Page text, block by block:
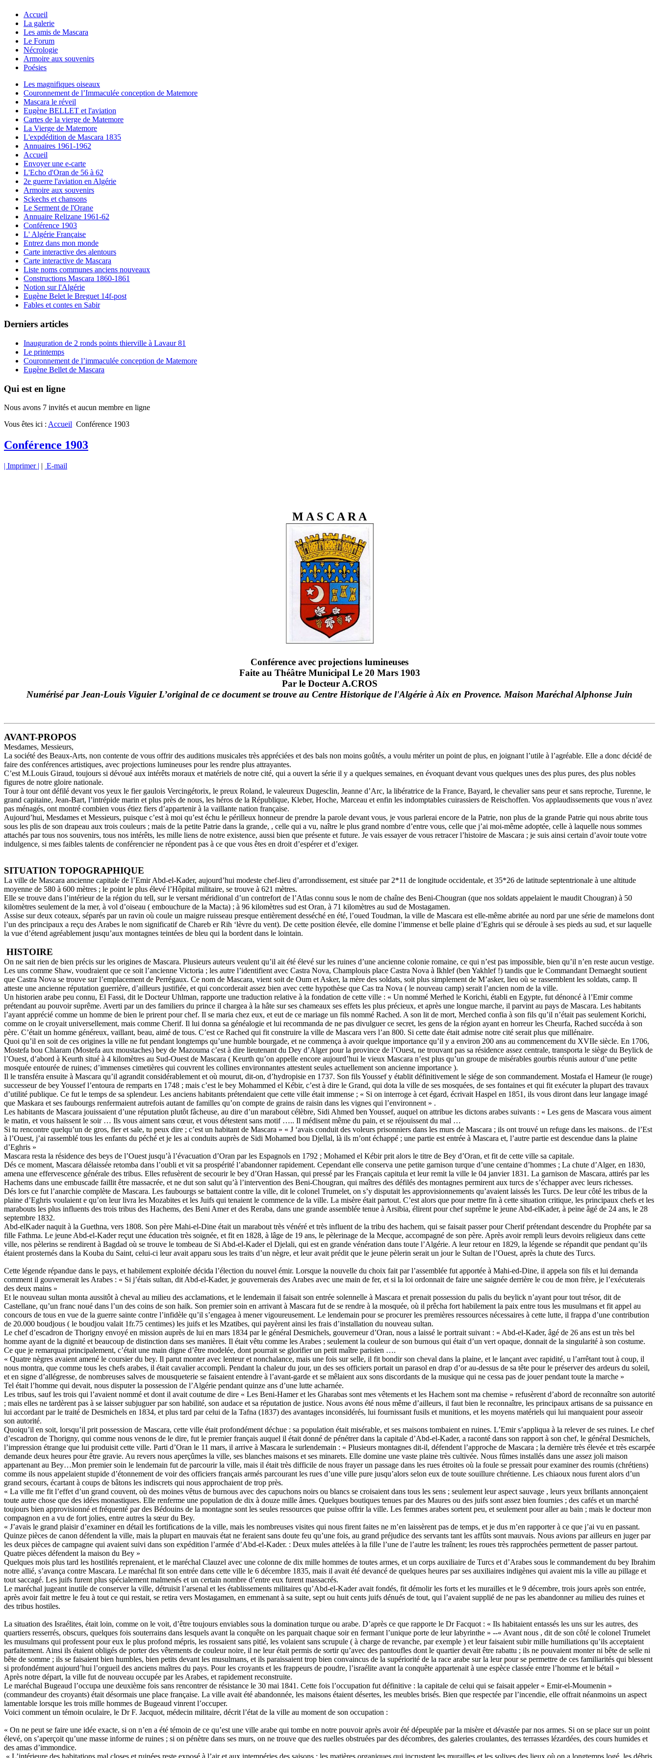
Accueil
La galerie
Les amis de Mascara
Le Forum
Nécrologie
Armoire aux souvenirs
Poésies
Les magnifiques oiseaux
Couronnement de l’Immaculée conception de Matemore
Mascara le réveil
Eugène BELLET et l'aviation
Cartes de la vierge de Matemore
La Vierge de Matemore
L'expdédition de Mascara 1835
Annuaires 1961-1962
Accueil
Envoyer une e-carte
L'Echo d'Oran de 56 à 62
2e guerre l'aviation en Algérie
Armoire aux souvenirs
Sckechs et chansons
Le Serment de l'Orane
Annuaire Relizane 1961-62
Conférence 1903
L' Algérie Française
Entrez dans mon monde
Carte interactive des alentours
Carte interactive de Mascara
Liste noms communes anciens nouveaux
Constructions Mascara 1860-1861
Notion sur l'Algérie
Eugène Belet le Breguet 14f-post
Fables et contes en Sabir
Derniers articles
Inauguration de 2 ronds points thierville à Lavaur 81
Le printemps
Couronnement de l’immaculée conception de Matemore
Eugène Bellet de Mascara
Qui est en ligne
Nous avons 7 invités et aucun membre en ligne
Vous êtes ici : Accueil Conférence 1903
Conférence 1903
| Imprimer | | E-mail
M A S C A R A
Conférence avec projections lumineuses
Faite au Théâtre Municipal Le 20 Mars 1903
Par le Docteur A.CROS
Numérisé par Jean-Louis Viguier L’original de ce document se trouve au Centre Historique de l'Algérie à Aix en Provence. Maison Maréchal Alphonse Juin
AVANT-PROPOS
Mesdames, Messieurs,
La société des Beaux-Arts, non contente de vous offrir des auditions musicales très appréciées et des bals non moins goûtés, a voulu mériter un point de plus, en joignant l’utile à l’agréable. Elle a donc décidé de
faire des conférences artistiques, avec projections lumineuses pour les rendre plus attrayantes.
C’est M.Louis Giraud, toujours si dévoué aux intérêts moraux et matériels de notre cité, qui a ouvert la série il y a quelques semaines, en évoquant devant vous quelques unes des plus pures, des plus nobles
figures de notre gloire nationale.
Tour à tour ont défilé devant vos yeux le fier gaulois Vercingétorix, le preux Roland, le valeureux Dugesclin, Jeanne d’Arc, la libératrice de la France, Bayard, le chevalier sans peur et sans reproche, Turenne, le
grand capitaine, Jean-Bart, l’intrépide marin et plus près de nous, les héros de la République, Kleber, Hoche, Marceau et enfin les indomptables cuirassiers de Reischoffen. Vos applaudissements que vous n’avez
pas ménagés, ont montré combien vous étiez fiers d’appartenir à la vaillante nation française.
Aujourd’hui, Mesdames et Messieurs, puisque c’est à moi qu’est échu le périlleux honneur de prendre la parole devant vous, je vous parlerai encore de la Patrie, non plus de la grande Patrie qui nous abrite tous
sous les plis de son drapeau aux trois couleurs ; mais de la petite Patrie dans la grande, , celle qui a vu, naître le plus grand nombre d’entre vous, celle que j’ai moi-même adoptée, celle à laquelle nous sommes
attachés par tous nos souvenirs, tous nos intérêts, les mille liens de notre existence, aussi bien que présente et future. Je vais essayer de vous retracer l’histoire de Mascara ; je suis ainsi certain d’avoir toute votre
indulgence, si mes faibles talents de conférencier ne répondent pas à ce que vous êtes en droit d’espérer et d’exiger.
SITUATION TOPOGRAPHIQUE
La ville de Mascara ancienne capitale de l’Emir Abd-el-Kader, aujourd’hui modeste chef-lieu d’arrondissement, est située par 2*11 de longitude occidentale, et 35*26 de latitude septentrionale à une altitude
moyenne de 580 à 600 mètres ; le point le plus élevé l’Hôpital militaire, se trouve à 621 mètres.
Elle se trouve dans l’intérieur de la région du tell, sur le versant méridional d’un contrefort de l’Atlas connu sous le nom de chaîne des Beni-Chougran (que nos soldats appelaient le maudit Chougran) à 50
kilomètres seulement de la mer, à vol d’oiseau ( embouchure de la Macta) ; à 96 kilomètres sud est Oran, à 71 kilomètres au sud de Mostagamen.
Assise sur deux coteaux, séparés par un ravin où coule un maigre ruisseau presque entièrement desséché en été, l’oued Toudman, la ville de Mascara est elle-même abritée au nord par une série de mamelons dont
l’un des principaux a reçu des Arabes le nom significatif de Chareb er Rih ‘lèvre du vent). De cette position élevée, elle domine l’immense et belle plaine d’Eghris qui se déroule à ses pieds au sud, et sur laquelle
la vue d’étend agréablement jusqu’aux montagnes teintées de bleu qui la bordent dans le lointain.
HISTOIRE
On ne sait rien de bien précis sur les origines de Mascara. Plusieurs auteurs veulent qu’il ait été élevé sur les ruines d’une ancienne colonie romaine, ce qui n’est pas impossible, bien qu’il n’en reste aucun vestige.
Les uns comme Shaw, voudraient que ce soit l’ancienne Victoria ; les autre l’identifient avec Castra Nova, Champlouis place Castra Nova à Ikhlef (ben Yakhlef !) tandis que le Commandant Demaeght soutient
que Castra Nova se trouve sur l’emplacement de Perrégaux. Ce nom de Mascara, vient soit de Oum et Asker, la mère des soldats, soit plus simplement de M’asker, lieu où se rassemblent les soldats, camp. Il
atteste une ancienne réputation guerrière, d’ailleurs justifiée, et qui concorderait assez bien avec cette hypothèse que Cas tra Nova ( le nouveau camp) serait l’ancien nom de la ville.
Un historien arabe peu connu, El Fassi, dit le Docteur Uhlman, rapporte une traduction relative à la fondation de cette ville : « Un nommé Merhed le Korichi, établi en Egypte, fut dénoncé à l’Emir comme
prétendant au pouvoir suprême. Averti par un des familiers du prince il chargea à la hâte sur ses chameaux ses effets les plus précieux, et après une longue marche, il parvint au pays de Mascara. Les habitants
l’ayant apprécié comme un homme de bien le prirent pour chef. Il se maria chez eux, et eut de ce mariage un fils nommé Rached. A son lit de mort, Merched confia à son fils qu’il n’était pas seulement Korichi,
comme on le croyait universellement, mais comme Cherif. Il lui donna sa généalogie et lui recommanda de ne pas divulguer ce secret, les gens de la région ayant en horreur les Cheurfa, Rached succéda à son
père. C’était un homme généreux, vaillant, beau, aimé de tous. C’est ce Rached qui fit construire la ville de Mascara vers l’an 800. Si cette date était admise notre cité serait plus que millénaire.
Quoi qu’il en soit de ces origines la ville ne fut pendant longtemps qu’une humble bourgade, et ne commença à avoir quelque importance qu’il y a environ 200 ans au commencement du XVIIe siècle. En 1706,
Mostefa bou Chlaram (Mostefa aux moustaches) bey de Mazouma c’est à dire lieutenant du Dey d’Alger pour la province de l’Ouest, ne trouvant pas sa résidence assez centrale, transporta le siège du Beylick de
l’Ouest, d’abord à Keurth situé à 4 kilomètres au Sud-Ouest de Mascara ( Keurth qu’on appelle encore aujourd’hui le vieux Mascara n’est plus qu’un groupe de misérables gourbis réunis autour d’une petite
mosquée entourée de ruines; d’immenses cimetières qui couvrent les collines environnantes attestent seules actuellement son ancienne importance ).
Il le transféra ensuite à Mascara qu’il agrandit considérablement et où mourut, dit-on, d’hydropisie en 1737. Son fils Youssef y établit définitivement le siége de son commandement. Mostafa el Hameur (le rouge)
successeur de bey Youssef l’entoura de remparts en 1748 ; mais c’est le bey Mohammed el Kébir, c’est à dire le Grand, qui dota la ville de ses mosquées, de ses fontaines et qui fit exécuter la plupart des travaux
d’utilité publique. Ce fut le temps de sa splendeur. Les anciens habitants prétendaient que cette ville était immense ; « Si on interroge à cet égard, écrivait Haspel en 1851, ils vous diront dans leur langage imagé
que Maskara et ses faubourgs renfermaient autrefois autant de familles qu’on compte de grains de raisin dans les vignes qui l’environnent » .
Les habitants de Mascara jouissaient d’une réputation plutôt fâcheuse, au dire d’un marabout célèbre, Sidi Ahmed ben Youssef, auquel on attribue les dictons arabes suivants : « Les gens de Mascara vous aiment
le matin, et vous haïssent le soir … Ils vous aiment sans cœur, et vous détestent sans motif ….. Il médisent même du pain, et se réjouissent du mal …
Si tu rencontre quelqu’un de gros, fier et sale, tu peux dire ; c’est un habitant de Mascara » « J ‘avais conduit des voleurs prisonniers dans les murs de Mascara ; ils ont trouvé un refuge dans les maisons.. de l’Est
à l’Ouest, j’ai rassemblé tous les enfants du péché et je les ai conduits auprès de Sidi Mohamed bou Djellal, là ils m’ont échappé ; une partie est entrée à Mascara et, l’autre partie est descendue dans la plaine
d’Eghris »
Mascara resta la résidence des beys de l’Ouest jusqu’à l’évacuation d’Oran par les Espagnols en 1792 ; Mohamed el Kébir prit alors le titre de Bey d’Oran, et fit de cette ville sa capitale.
Dés ce moment, Mascara délaissée retomba dans l’oubli et vit sa prospérité l’abandonner rapidement. Cependant elle conserva une petite garnison turque d’une centaine d’hommes ; La chute d’Alger, en 1830,
amena une effervescence générale des tribus. Elles refusèrent de secourir le bey d’Oran Hassan, qui pressé par les Français capitula et leur remit la ville le 04 janvier 1831. La garnison de Mascara, attirés par les
Hachems dans une embuscade faillit être massacrée, et ne dut son salut qu’à l’intervention des Beni-Chougran, qui maîtres des défilés des montagnes permirent aux turcs de s’échapper avec leurs richesses.
Dés lors ce fut l’anarchie complète de Mascara. Les faubourgs se battaient contre la ville, dit le colonel Trumelet, on s’y disputait les approvisionnements qu’avaient laissés les Turcs. De leur côté les tribus de la
plaine d’Eghris voulaient e qu’on leur livra les Mozabites et les Juifs qui tenaient le commence de la ville. La misère était partout. C’est alors que pour mettre fin à cette situation critique, les principaux chefs et les
marabouts les plus influents des trois tribus des Hachems, des Beni Amer et des Reraba, dans une grande assemblée tenue à Arsibia, élirent pour chef suprême le jeune Abd-elKader, à peine âgé de 24 ans, le 28
septembre 1832.
Abd-elKader naquit à la Guethna, vers 1808. Son père Mahi-el-Dine était un marabout très vénéré et très influent de la tribu des hachem, qui se faisait passer pour Cherif prétendant descendre du Prophéte par sa
fille Fathma. Le jeune Abd-el-Kader reçut une éducation très soignée, et fit en 1828, à lâge de 19 ans, le pèlerinage de la Mecque, accompagné de son père. Après avoir rempli leurs devoirs religieux dans cette
ville, nos pèlerins se rendirent à Bagdad où se trouve le tombeau de Si Abd-el-Kader el Djelali, qui est en grande vénération dans toute l’Algérie. A leur retour en 1829, la légende se répandit que pendant qu’ils
étaient prosternés dans la Kouba du Saint, celui-ci leur avait apparu sous les traits d’un nègre, et leur avait prédit que le jeune pèlerin serait un jour le Sultan de l’Ouest, après la chute des Turcs.
Cette légende répandue dans le pays, et habilement exploitée décida l’élection du nouvel émir. Lorsque la nouvelle du choix fait par l’assemblée fut apportée à Mahi-ed-Dine, il appela son fils et lui demanda
comment il gouvernerait les Arabes : « Si j’étais sultan, dit Abd-el-Kader, je gouvernerais des Arabes avec une main de fer, et si la loi ordonnait de faire une saignée derrière le cou de mon frère, je l’exécuterais
des deux mains »
Et le nouveau sultan monta aussitôt à cheval au milieu des acclamations, et le lendemain il faisait son entrée solennelle à Mascara et prenait possession du palis du beylick n’ayant pour tout trésor, dit de
Castellane, qu’un franc noué dans l’un des coins de son haïk. Son premier soin en arrivant à Mascara fut de se rendre à la mosquée, où il prêcha fort habilement la paix entre tous les musulmans et fit appel au
concours de tous en vue de la guerre sainte contre l’infidèle qu’il s’engagea à mener vigoureusement. Le lendemain pour se procurer les premières ressources nécessaires à cette lutte, il frappa d’une contribution
de 20.000 boudjous ( le boudjou valait 1fr.75 centimes) les juifs et les Mzatibes, qui payèrent ainsi les frais d’installation du nouveau sultan.
Le chef d’escadron de Thorigny envoyé en mission auprès de lui en mars 1834 par le général Desmichels, gouverneur d’Oran, nous a laissé le portrait suivant : « Abd-el-Kader, âgé de 26 ans est un très bel
homme ayant de la dignité et beaucoup de distinction dans ses manières. Il était vêtu comme les Arabes ; seulement la couleur de son burnous qui était d’un vert opaque, donnait de la singularité à son costume.
Ce que je remarquai principalement, c’était une main digne d’être modelée, dont pourrait se glorifier un petit maître parisien ….
« Quatre nègres avaient amené le coursier du bey. Il parut monter avec lenteur et nonchalance, mais une fois sur selle, il fit bondir son cheval dans la plaine, et le lançant avec rapidité, u l’arrêtant tout à coup, il
nous montra, que comme tous les chefs arabes, il était cavalier accompli. Pendant la chaleur du jour, un des ses officiers portait un parasol en drap d’or au-dessus de sa tête pour le préserver des ardeurs du soleil,
et en signe d’allégresse, de nombreuses salves de mousqueterie se faisaient entendre à l’avant-garde et se mêlaient aux sons discordants de la musique qui ne cessa pas de jouer pendant toute la marche »
Tel était l’homme qui devait, nous disputer la possession de l’Algérie pendant quinze ans d’une lutte acharnée.
Les tribus, sauf les trois qui l’avaient nommé et dont il avait coutume de dire « Les Beni-Hamer et les Gharabas sont mes vêtements et les Hachem sont ma chemise » refusèrent d’abord de reconnaître son autorité
; mais elles ne tardèrent pas à se laisser subjuguer par son habilité, son audace et sa réputation de justice. Nous avons été nous même d’ailleurs, il faut bien le reconnaître, les principaux artisans de sa puissance en
lui accordant par le traité de Desmichels en 1834, et plus tard par celui de la Tafna (1837) des avantages inconsidérés, lui fournissant fusils et munitions, et les moyens matériels qui lui manquaient pour asseoir
son autorité.
Quoiqu’il en soit, lorsqu’il prit possession de Mascara, cette ville était profondément déchue : sa population était misérable, et ses maisons tombaient en ruines. L’Emir s’appliqua à la relever de ses ruines. Le chef
d’escadron de Thorigny, qui comme nous venons de le dire, fut le premier français auquel il était donné de pénétrer dans la capitale d’Abd-el-Kader, a raconté dans son rapport à son chef, le général Desmichels,
l’impression étrange que lui produisit cette ville. Parti d’Oran le 11 mars, il arrive à Mascara le surlendemain : « Plusieurs montagnes dit-il, défendent l’approche de Mascara ; la dernière très élevée et très escarpée
demande deux heures pour être gravie. Au revers nous aperçûmes la ville, ses blanches maisons et ses minarets. Elle domine une vaste plaine très cultivée. Nous fûmes installés dans une assez joli maison
appartenant au Bey…Mon premier soin le lendemain fut de parcourir la ville, mais il était très difficile de nous frayer un passage dans les rues étroites où la foule se pressait pour examiner des roumis (chrétiens)
comme ils nous appelaient stupide d’étonnement de voir des officiers français armés parcourant les rues d’une ville pure jusqu’alors selon eux de toute souillure chrétienne. Les chiaoux nous furent alors d’un
grand secours, écartant à coups de bâtons les indiscrets qui nous approchaient de trop près.
« La ville me fit l’effet d’un grand couvent, où des moines vêtus de burnous avec des capuchons noirs ou blancs se croisaient dans tous les sens ; seulement leur aspect sauvage , leurs yeux brillants annonçaient
toute autre chose que des idées monastiques. Elle renferme une population de dix à douze mille âmes. Quelques boutiques tenues par des Maures ou des juifs sont assez bien fournies ; des cafés et un marché
toujours bien approvisionné et fréquenté par des Bédouins de la montagne sont les seules ressources que puisse offrir la ville. Les femmes arabes sortent peu, et seulement pour aller au bain ; mais le docteur mon
compagnon en a vu de fort jolies, entre autres la sœur du Bey.
« J’avais le grand plaisir d’examiner en détail les fortifications de la ville, mais les nombreuses visites qui nous firent faites ne m’en laissèrent pas de temps, et je dus m’en rapporter à ce que j’ai vu en passant.
Quinze pièces de canon défendent la ville, mais la plupart en mauvais état ne feraient sans doute feu qu’une fois, au grand préjudice des servants tant les affûts sont mauvais. Nous avions par ailleurs en juger par
les deux pièces de campagne qui avaient suivi dans son expédition l’armée d’Abd-el-Kader. : Deux mules attelées à la fille l’une de l’autre les traînent; les roues très rapprochées permettent de passer partout.
Quatre pièces défendent la maison du Bey »
Quelques mois plus tard les hostilités reprenaient, et le maréchal Clauzel avec une colonne de dix mille hommes de toutes armes, et un corps auxiliaire de Turcs et d’Arabes sous le commandement du bey Ibrahim
notre allié, s’avança contre Mascara. Le maréchal fit son entrée dans cette ville le 6 décembre 1835, mais il avait été devancé de quelques heures par ses auxiliaires indigènes qui avaient mis la ville au pillage et
tout saccagé. Les juifs furent plus spécialement malmenés et un certain nombre d’entre eux furent massacrés.
Le maréchal jugeant inutile de conserver la ville, détruisit l’arsenal et les établissements militaires qu’Abd-el-Kader avait fondés, fit démolir les forts et les murailles et le 9 décembre, trois jours après son entrée,
après avoir fait mettre le feu à tout ce qui restait, se retira vers Mostagamen, en emmenant à sa suite, sept ou huit cents juifs dénués de tout, qui l’avaient supplié de ne pas les abandonner au milieu des ruines et
des tribus hostiles.
La situation des Israélites, était loin, comme on le voit, d’être toujours enviables sous la domination turque ou arabe. D’après ce que rapporte le Dr Facquot : « Ils habitaient entassés les uns sur les autres, des
quartiers resserrés, obscurs, quelques fois souterrains dans lesquels avant la conquête on les parquait chaque soir en fermant l’unique porte de leur labyrinthe » --« Avant nous , dit de son côté le colonel Trumelet
les musulmans qui professent pour eux le plus profond mépris, les rossaient sans pitié, les volaient sans scrupule ( à charge de revanche, par exemple ) et leur faisaient subir mille humiliations qu’ils acceptaient
parfaitement. Ainsi ils étaient obligés de porter des vêtements de couleur noire, il ne leur était permis de sortir qu’avec des pantoufles dont le quartier devait être rabattu ; ils ne pouvaient monter ni bête de selle ni
bête de somme ; ils se faisaient bien humbles, bien petits devant les musulmans, et ils paraissaient trop bien convaincus de la supériorité de la race arabe sur la leur pour se permettre de ces familiarités qui blessent
si profondément aujourd’hui l’orgueil des anciens maîtres du pays. Pour les croyants et les frappeurs de poudre, l’israélite avant la conquête appartenait à une espèce classée entre l’homme et le bétail »
Après notre départ, la ville fut de nouveau occupée par les Arabes, et rapidement reconstruite.
Le maréchal Bugeaud l’occupa une deuxième fois sans rencontrer de résistance le 30 mai 1841. Cette fois l’occupation fut définitive : la capitale de celui qui se faisait appeler « Emir-el-Moumenin »
(commandeur des croyants) était désormais une place française. La ville avait été abandonnée, les maisons étaient désertes, les meubles brisés. Bien que respectée par l’incendie, elle offrait néanmoins un aspect
lamentable lorsque les trois mille hommes de Bugeaud vinrent l’occuper.
Voici comment un témoin oculaire, le Dr F. Jacquot, médecin militaire, décrit l’état de la ville au moment de son occupation :
« On ne peut se faire une idée exacte, si on n’en a été témoin de ce qu’est une ville arabe qui tombe en notre pouvoir après avoir été dépeuplée par la misère et dévastée par nos armes. Si on se place sur un point
élevé, on s’aperçoit qu’une masse informe de ruines ; si on pénètre dans ses murs, on ne trouve que des ruelles obstruées par des décombres, des galeries croulantes, des terrasses lézardées, des cours humides et
des amas d’immondice.
« L’intérieure des habitations mal closes et ruinées reste exposé à l’air et aux intempéries des saisons ; les matières organiques qui incrustent les murailles et les solives des lieux où on a longtemps logé, les débris